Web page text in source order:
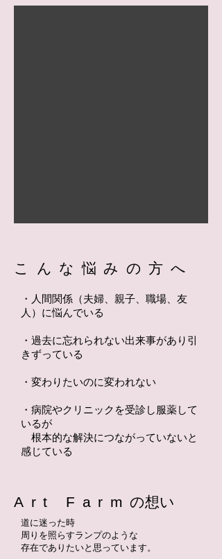
​こんな悩みの方へ
・人間関係（夫婦、親子、職場、友
人）に悩んでいる
・過去に忘れられない出来事があり引
きずっている
・変わりたいのに変われない
・病院やクリニックを受診し服薬して
いるが
根本的な解決につながっていないと
感じている
Art Farm の想い
道に迷った時
周りを照らすランプのような
存在でありたいと思っています。